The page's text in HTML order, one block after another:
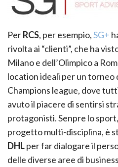
PerRCS, per esempio,SG+
rivolta ai “clienti”, che ha
Milano e dell’Olimpico a
location ideali per un torneo
Champions league, dove
avuto il piacere di sentirsi
protagonisti. Senpre lo
progetto multi-disciplina, è
DHLper far dialogare il
delle diverse aree di